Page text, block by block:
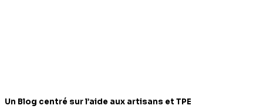
Un Blog centré sur l’aide aux artisans et TPE